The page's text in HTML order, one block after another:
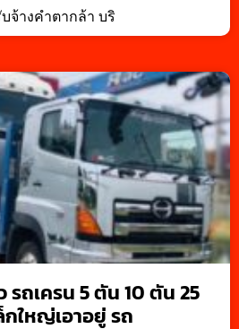
จ้างคำตากล้า บริ
รถเครน 5 ตัน 10 ตัน 25
ใหญ่เอาอยู่ รถ